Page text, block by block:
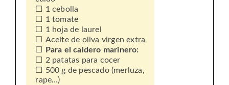
1 cebolla
1 tomate
1 hoja de laurel
Aceite de oliva virgen extra
Para el caldero marinero:
2 patatas para cocer
500 g de pescado (merluza,
rape…)